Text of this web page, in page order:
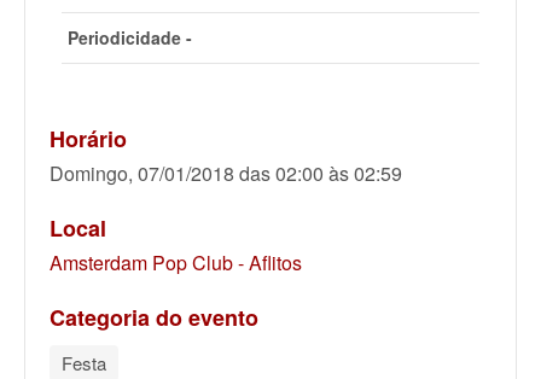
Periodicidade -
Horário
Domingo, 07/01/2018 das 02:00 às 02:59
Local
Amsterdam Pop Club - Aflitos
Categoria do evento
Festa